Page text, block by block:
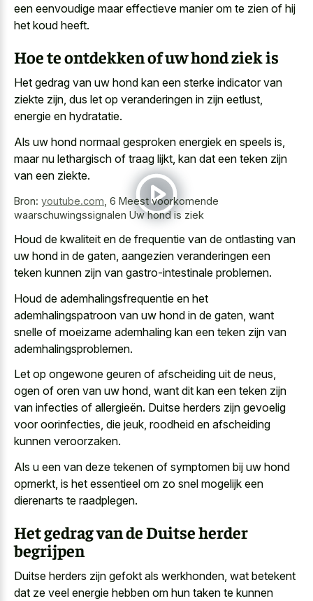
een eenvoudige maar effectieve manier om te zien of hij
het koud heeft.
Hoe te ontdekken of uw hond ziek is
Het gedrag van uw hond kan een sterke indicator van
ziekte zijn, dus let op veranderingen in zijn eetlust,
energie en hydratatie.
Als uw hond normaal gesproken energiek en speels is,
maar nu lethargisch of traag lijkt, kan dat een teken zijn
van een ziekte.
Bron: youtube.com 6 Meest voorkomende
waarschuwingssignalen Uw hond is ziek
Houd de kwaliteit en de frequentie van de ontlasting van
uw hond in de gaten, aangezien veranderingen een
teken kunnen zijn van gastro-intestinale problemen.
Houd de ademhalingsfrequentie en het
ademhalingspatroon van uw hond in de gaten, want
snelle of moeizame ademhaling kan een teken zijn van
ademhalingsproblemen.
Let op ongewone geuren of afscheiding uit de neus,
ogen of oren van uw hond, want dit kan een teken zijn
van infecties of allergieën. Duitse herders zijn gevoelig
voor oorinfecties, die jeuk, roodheid en afscheiding
kunnen veroorzaken.
Als u een van deze tekenen of symptomen bij uw hond
opmerkt, is het essentieel om zo snel mogelijk een
dierenarts te raadplegen.
Het gedrag van de Duitse herder
begrijpen
Duitse herders zijn gefokt als werkhonden, wat betekent
dat ze veel energie hebben om hun taken te kunnen